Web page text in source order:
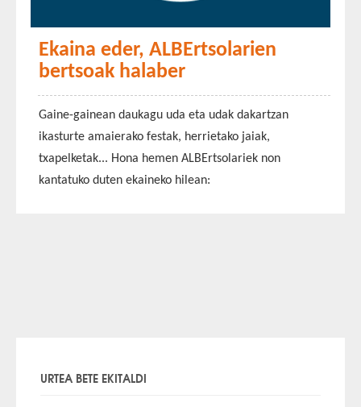
Ekaina eder, ALBErtsolarien
bertsoak halaber
Gaine-gainean daukagu uda eta udak dakartzan
ikasturte amaierako festak, herrietako jaiak,
txapelketak... Hona hemen ALBErtsolariek non
kantatuko duten ekaineko hilean:
URTEA BETE EKITALDI